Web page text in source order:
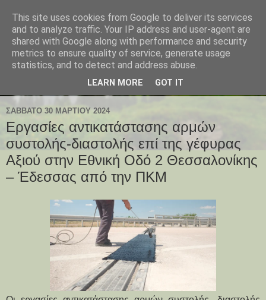
ΣΆΒΒΑΤΟ 30 ΜΑΡΤΊΟΥ 2024
Εργασίες αντικατάστασης αρμών
συστολής-διαστολής επί της γέφυρας
Αξιού στην Εθνική Οδό 2 Θεσσαλονίκης
– Έδεσσας από την ΠΚΜ
This site uses cookies from Google to deliver its services
and to analyze traffic. Your IP address and user-agent are
shared with Google along with performance and security
metrics to ensure quality of service, generate usage
statistics, and to detect and address abuse.
LEARN MORE GOT IT